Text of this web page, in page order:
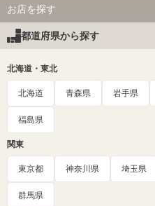
お店を探す
都道府県から探す
北海道・東北
北海道 青森県 岩手県
福島県
関東
東京都 神奈川県 埼玉県
群馬県